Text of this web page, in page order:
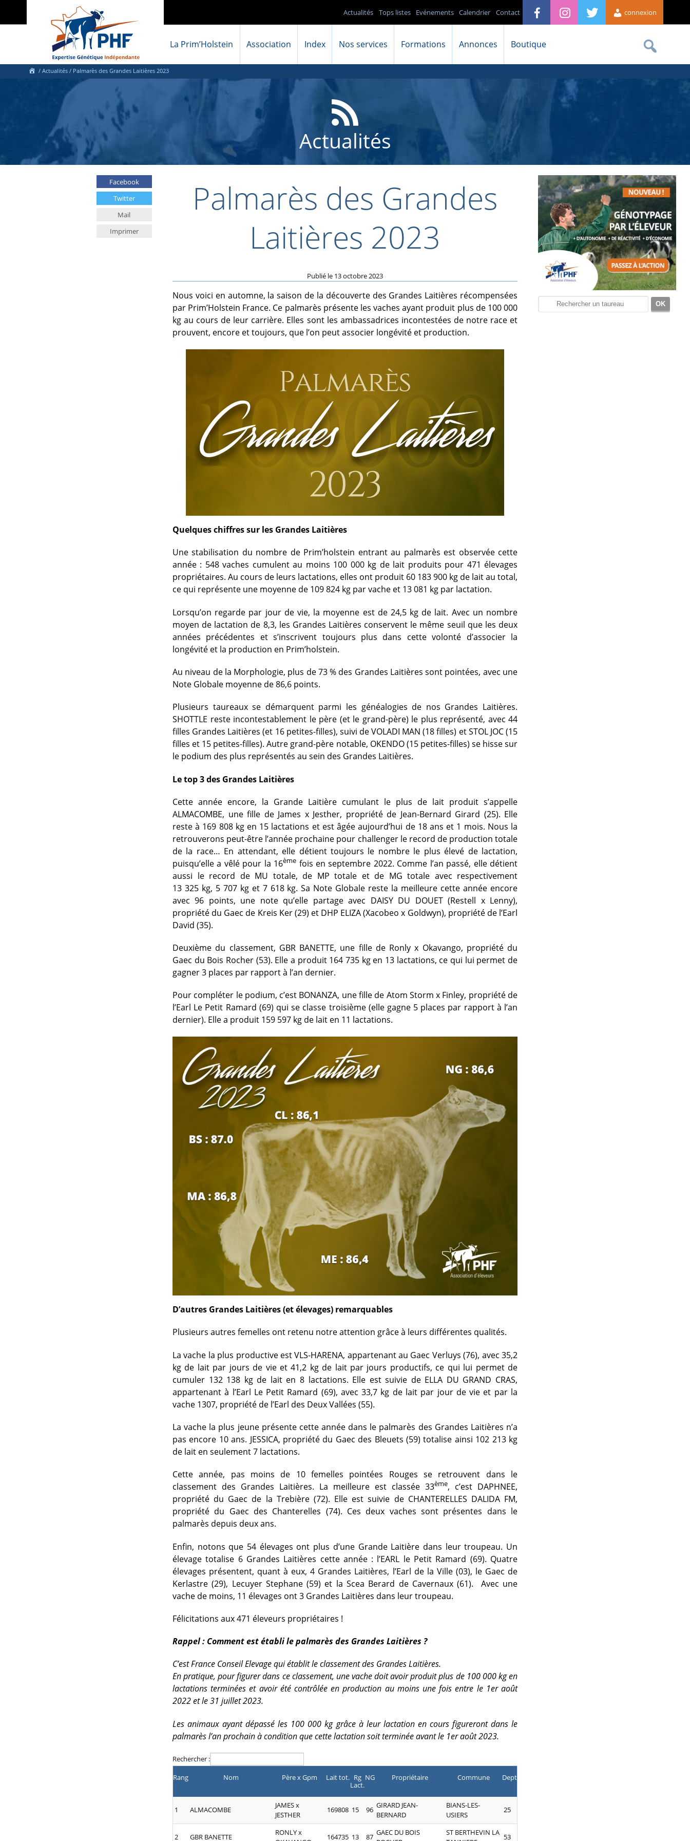
connexion
Contact
Calendrier
Evénements
Tops listes
Actualités
La Prim’Holstein Association Index Nos services Formations Annonces Boutique
/ Actualités / Palmarès des Grandes Laitières 2023
Actualités
Facebook
Twitter
Mail
Imprimer
Palmarès des Grandes
Laitières 2023
Publié le 13 octobre 2023
Nous voici en automne, la saison de la découverte des Grandes Laitières récompensées
par Prim’Holstein France. Ce palmarès présente les vaches ayant produit plus de 100 000
kg au cours de leur carrière. Elles sont les ambassadrices incontestées de notre race et
prouvent, encore et toujours, que l’on peut associer longévité et production.
Quelques chiffres sur les Grandes Laitières
Une stabilisation du nombre de Prim’holstein entrant au palmarès est observée cette
année : 548 vaches cumulent au moins 100 000 kg de lait produits pour 471 élevages
propriétaires. Au cours de leurs lactations, elles ont produit 60 183 900 kg de lait au total,
ce qui représente une moyenne de 109 824 kg par vache et 13 081 kg par lactation.
Lorsqu’on regarde par jour de vie, la moyenne est de 24,5 kg de lait. Avec un nombre
moyen de lactation de 8,3, les Grandes Laitières conservent le même seuil que les deux
années précédentes et s’inscrivent toujours plus dans cette volonté d’associer la
longévité et la production en Prim’holstein.
Au niveau de la Morphologie, plus de 73 % des Grandes Laitières sont pointées, avec une
Note Globale moyenne de 86,6 points.
Plusieurs taureaux se démarquent parmi les généalogies de nos Grandes Laitières.
SHOTTLE reste incontestablement le père (et le grand-père) le plus représenté, avec 44
filles Grandes Laitières (et 16 petites-filles), suivi de VOLADI MAN (18 filles) et STOL JOC (15
filles et 15 petites-filles). Autre grand-père notable, OKENDO (15 petites-filles) se hisse sur
le podium des plus représentés au sein des Grandes Laitières.
Le top 3 des Grandes Laitières
Cette année encore, la Grande Laitière cumulant le plus de lait produit s’appelle
ALMACOMBE, une fille de James x Jesther, propriété de Jean-Bernard Girard (25). Elle
reste à 169 808 kg en 15 lactations et est âgée aujourd’hui de 18 ans et 1 mois. Nous la
retrouverons peut-être l’année prochaine pour challenger le record de production totale
de la race… En attendant, elle détient toujours le nombre le plus élevé de lactation,
puisqu’elle a vêlé pour la 16ème fois en septembre 2022. Comme l’an passé, elle détient
aussi le record de MU totale, de MP totale et de MG totale avec respectivement
13 325 kg, 5 707 kg et 7 618 kg. Sa Note Globale reste la meilleure cette année encore
avec 96 points, une note qu’elle partage avec DAISY DU DOUET (Restell x Lenny),
propriété du Gaec de Kreis Ker (29) et DHP ELIZA (Xacobeo x Goldwyn), propriété de l’Earl
David (35).
Deuxième du classement, GBR BANETTE, une fille de Ronly x Okavango, propriété du
Gaec du Bois Rocher (53). Elle a produit 164 735 kg en 13 lactations, ce qui lui permet de
gagner 3 places par rapport à l’an dernier.
Pour compléter le podium, c’est BONANZA, une fille de Atom Storm x Finley, propriété de
l’Earl Le Petit Ramard (69) qui se classe troisième (elle gagne 5 places par rapport à l’an
dernier). Elle a produit 159 597 kg de lait en 11 lactations.
D’autres Grandes Laitières (et élevages) remarquables
Plusieurs autres femelles ont retenu notre attention grâce à leurs différentes qualités.
La vache la plus productive est VLS-HARENA, appartenant au Gaec Verluys (76), avec 35,2
kg de lait par jours de vie et 41,2 kg de lait par jours productifs, ce qui lui permet de
cumuler 132 138 kg de lait en 8 lactations. Elle est suivie de ELLA DU GRAND CRAS,
appartenant à l’Earl Le Petit Ramard (69), avec 33,7 kg de lait par jour de vie et par la
vache 1307, propriété de l’Earl des Deux Vallées (55).
La vache la plus jeune présente cette année dans le palmarès des Grandes Laitières n’a
pas encore 10 ans. JESSICA, propriété du Gaec des Bleuets (59) totalise ainsi 102 213 kg
de lait en seulement 7 lactations.
Cette année, pas moins de 10 femelles pointées Rouges se retrouvent dans le
classement des Grandes Laitières. La meilleure est classée 33ème, c’est DAPHNEE,
propriété du Gaec de la Trebière (72). Elle est suivie de CHANTERELLES DALIDA FM,
propriété du Gaec des Chanterelles (74). Ces deux vaches sont présentes dans le
palmarès depuis deux ans.
Enfin, notons que 54 élevages ont plus d’une Grande Laitière dans leur troupeau. Un
élevage totalise 6 Grandes Laitières cette année : l’EARL le Petit Ramard (69). Quatre
élevages présentent, quant à eux, 4 Grandes Laitières, l’Earl de la Ville (03), le Gaec de
Kerlastre (29), Lecuyer Stephane (59) et la Scea Berard de Cavernaux (61). Avec une
vache de moins, 11 élevages ont 3 Grandes Laitières dans leur troupeau.
Félicitations aux 471 éleveurs propriétaires !
Rappel : Comment est établi le palmarès des Grandes Laitières ?
C’est France Conseil Elevage qui établit le classement des Grandes Laitières.
En pratique, pour figurer dans ce classement, une vache doit avoir produit plus de 100 000 kg en
lactations terminées et avoir été contrôlée en production au moins une fois entre le 1er août
2022 et le 31 juillet 2023.
Les animaux ayant dépassé les 100 000 kg grâce à leur lactation en cours figureront dans le
palmarès l’an prochain à condition que cette lactation soit terminée avant le 1er août 2023.
Rechercher :
Rang
Nom Père x Gpm Lait tot. Rg
Lact.
NG Propriétaire Commune Dept
1 ALMACOMBE
JAMES x
JESTHER
169808 15 96 GIRARD JEAN-
BERNARD
BIANS-LES-
USIERS
25
2 GBR BANETTE
RONLY x
164735 13 87 GAEC DU BOIS
ST BERTHEVIN LA 53